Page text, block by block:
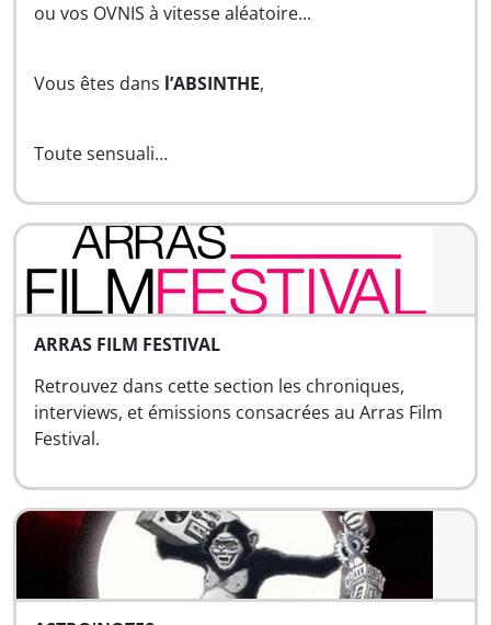
ou vos OVNIS à vitesse aléatoire...
Vous êtes dans l’ABSINTHE,
Toute sensuali…
ARRAS FILM FESTIVAL
Retrouvez dans cette section les chroniques,
interviews, et émissions consacrées au Arras Film
Festival.